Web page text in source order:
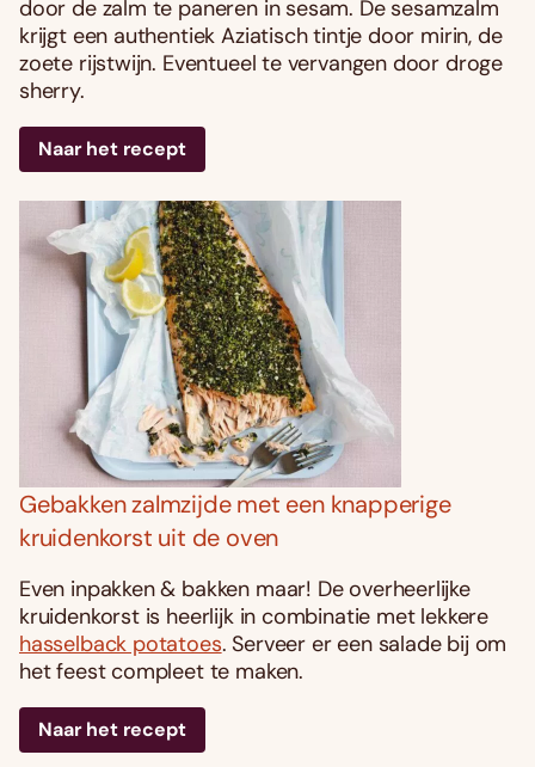
door de zalm te paneren in sesam. De sesamzalm
krijgt een authentiek Aziatisch tintje door mirin, de
zoete rijstwijn. Eventueel te vervangen door droge
sherry.
Naar het recept
Gebakken zalmzijde met een knapperige
kruidenkorst uit de oven
Even inpakken & bakken maar! De overheerlijke
kruidenkorst is heerlijk in combinatie met lekkere
hasselback potatoes. Serveer er een salade bij om
het feest compleet te maken.
Naar het recept